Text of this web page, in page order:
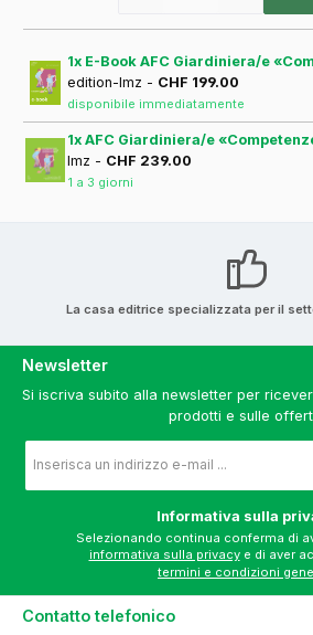
1x E-Book AFC Giardiniera/e
edition-lmz - CHF 199.00
disponibile immediatamente
1x AFC Giardiniera/e
lmz - CHF 239.00
1 a 3 giorni
La casa editrice specializzata per il
Newsletter
Si iscriva subito alla newsletter per
prodotti e sulle
e-
*
Informativa sulla
informativa sulla privacy
termini e condizioni
Contatto telefonico